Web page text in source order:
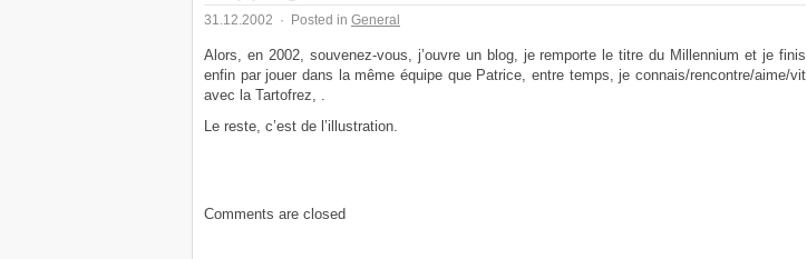
31.12.2002 · Posted in General
Alors, en 2002, souvenez-vous, j’ouvre un blog, je remporte le titre du Millennium et je finis
enfin par jouer dans la même équipe que Patrice, entre temps, je connais/rencontre/aime/vit
avec la Tartofrez, .
Le reste, c’est de l’illustration.
Comments are closed